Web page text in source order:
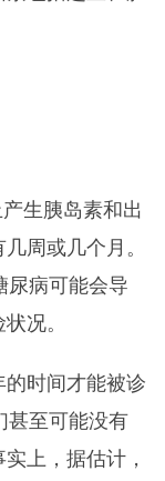
生胰岛素和出
周或几个月。
尿病可能会导
况。
时间才能被诊
甚至可能没有
上，据估计，